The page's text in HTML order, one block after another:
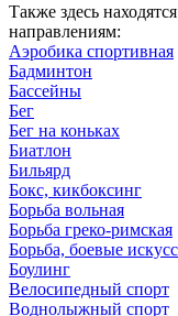
Также здесь
направлениям:
Аэробика спортивная
Бадминтон
Бассейны
Бег
Бег на коньках
Биатлон
Бильярд
Бокс, кикбоксинг
Борьба вольная
Борьба греко-римская
Борьба, боевые
Боулинг
Велосипедный спорт
Воднолыжный спорт